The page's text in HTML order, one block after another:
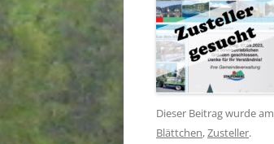
Dieser Beitrag wurde am
Blättchen,Zusteller.